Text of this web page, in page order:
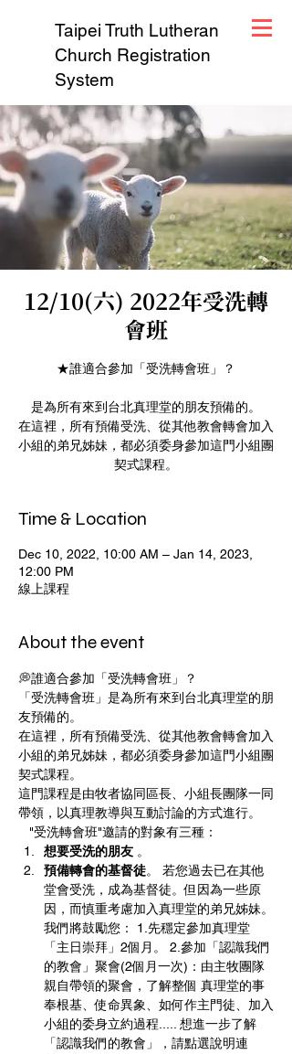
Taipei Truth Lutheran
Church Registration
System
12/10(六) 2022年受洗轉
會班
★誰適合參加「受洗轉會班」？
是為所有來到台北真理堂的朋友預備的。
在這裡，所有預備受洗、從其他教會轉會加入
小組的弟兄姊妹，都必須委身參加這門小組團
契式課程。
Time & Location
Dec 10, 2022, 10:00 AM – Jan 14, 2023,
12:00 PM
線上課程
About the event
💭誰適合參加「受洗轉會班」？
「受洗轉會班」是為所有來到台北真理堂的朋
友預備的。
在這裡，所有預備受洗、從其他教會轉會加入
小組的弟兄姊妹，都必須委身參加這門小組團
契式課程。
這門課程是由牧者協同區長、小組長團隊一同
帶領，以真理教導與互動討論的方式進行。
"受洗轉會班"邀請的對象有三種：
想要受洗的朋友 。
預備轉會的基督徒。 若您過去已在其他
堂會受洗，成為基督徒。但因為一些原
因，而慎重考慮加入真理堂的弟兄姊妹。
我們將鼓勵您： 1.先穩定參加真理堂
「主日崇拜」2個月。 2.參加「認識我們
的教會」聚會(2個月一次)：由主牧團隊
親自帶領的聚會，了解整個 真理堂的事
奉根基、使命異象、如何作主門徒、加入
小組的委身立約過程..... 想進一步了解
「認識我們的教會」，請點選說明連